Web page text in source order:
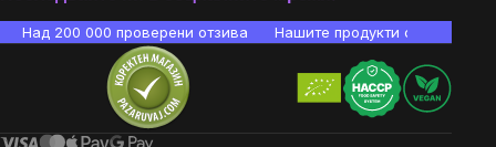
Над 200 000 проверени отзива Нашите продукти са